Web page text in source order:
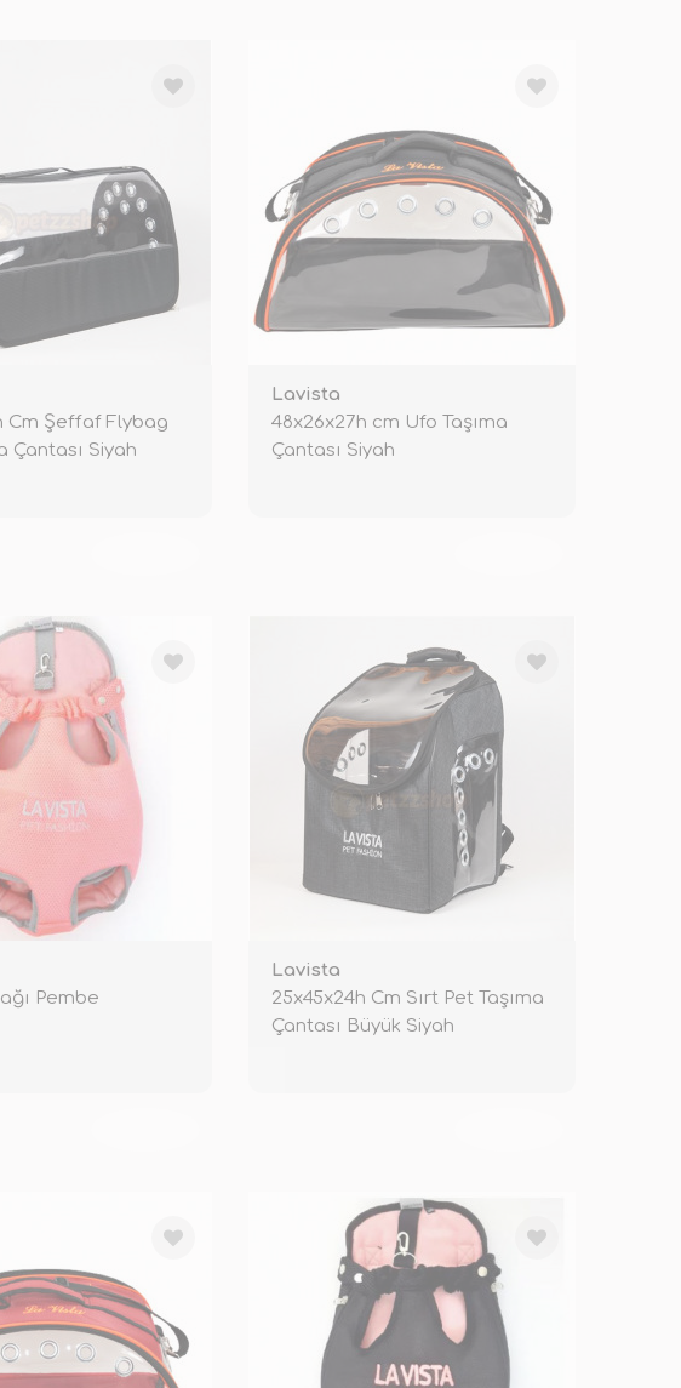
Cm Şeffaf Flybag
Çantası Siyah
Lavista
48x26x27h cm Ufo Taşıma
Çantası Siyah
Pembe
Lavista
25x45x24h Cm Sırt Pet Taşıma
Çantası Büyük Siyah